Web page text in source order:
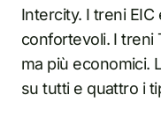
Intercity. I treni
confortevoli. I treni
ma più economici.
su tutti e quattro i